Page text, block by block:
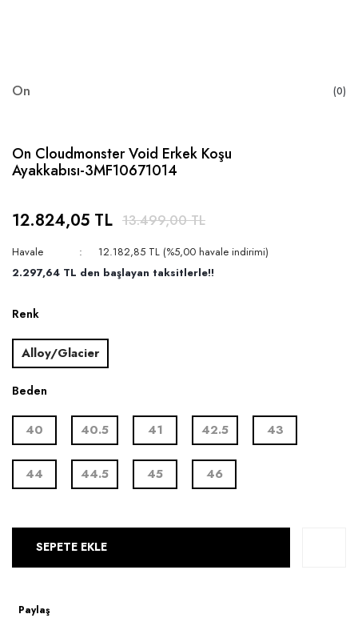
On (0)
On Cloudmonster Void Erkek Koşu
Ayakkabısı-3MF10671014
12.824,05 TL 13.499,00 TL
Havale
12.182,85 TL (%5,00 havale indirimi)
2.297,64 TL den başlayan taksitlerle!!
Renk
Alloy/Glacier
Beden
40 40.5 41 42.5 43
44 44.5 45 46
SEPETE EKLE
Paylaş